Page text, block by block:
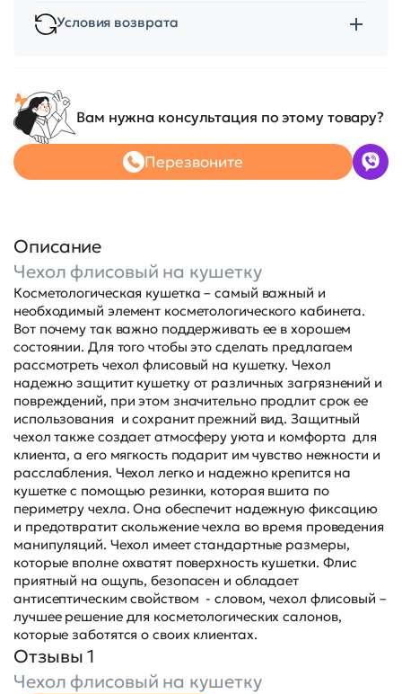
Условия возврата
Вам нужна консультация по этому товару?
Перезвоните
Описание
Чехол флисовый на кушетку
Косметологическая кушетка – самый важный и
необходимый элемент косметологического кабинета.
Вот почему так важно поддерживать ее в хорошем
состоянии. Для того чтобы это сделать предлагаем
рассмотреть чехол флисовый на кушетку. Чехол
надежно защитит кушетку от различных загрязнений и
повреждений, при этом значительно продлит срок ее
использования и сохранит прежний вид. Защитный
чехол также создает атмосферу уюта и комфорта для
клиента, а его мягкость подарит им чувство нежности и
расслабления. Чехол легко и надежно крепится на
кушетке с помощью резинки, которая вшита по
периметру чехла. Она обеспечит надежную фиксацию
и предотвратит скольжение чехла во время проведения
манипуляций. Чехол имеет стандартные размеры,
которые вполне охватят поверхность кушетки. Флис
приятный на ощупь, безопасен и обладает
антисептическим свойством - словом, чехол флисовый –
лучшее решение для косметологических салонов,
которые заботятся о своих клиентах.
Отзывы 1
Чехол флисовый на кушетку